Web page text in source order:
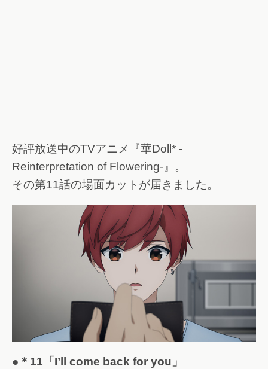
好評放送中のTVアニメ『華Doll* -
Reinterpretation of Flowering-』。
その第11話の場面カットが届きました。
●＊11「I’ll come back for you」